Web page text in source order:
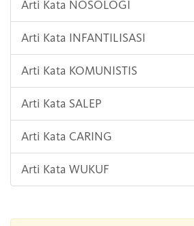
Arti Kata NOSOLOGI
Arti Kata INFANTILISASI
Arti Kata KOMUNISTIS
Arti Kata SALEP
Arti Kata CARING
Arti Kata WUKUF